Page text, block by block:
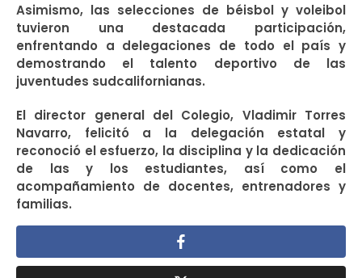
Asimismo, las selecciones de béisbol y voleibol
tuvieron una destacada participación,
enfrentando a delegaciones de todo el país y
demostrando el talento deportivo de las
juventudes sudcalifornianas.
El director general del Colegio, Vladimir Torres
Navarro, felicitó a la delegación estatal y
reconoció el esfuerzo, la disciplina y la dedicación
de las y los estudiantes, así como el
acompañamiento de docentes, entrenadores y
familias.